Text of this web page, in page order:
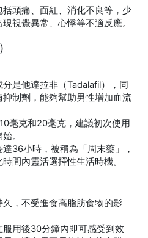
頭痛、面紅、消化不良等，少
視覺異常、心悸等不適反應。
分是他達拉非（Tadalafil），同
制劑，能夠幫助男性增加血流
毫克和20毫克，建議初次使用
。
36小時，被稱為「周末藥」，
間內靈活選擇性生活時機。
久，不受進食高脂肪食物的影
服用後30分鐘內即可感受到效